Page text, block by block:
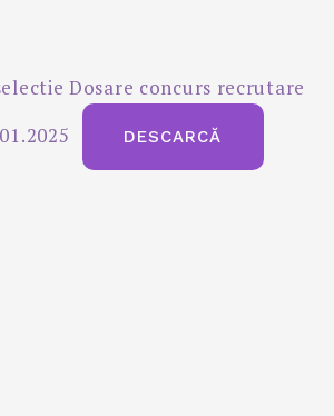
Dosare concurs recrutare
DESCARCĂ